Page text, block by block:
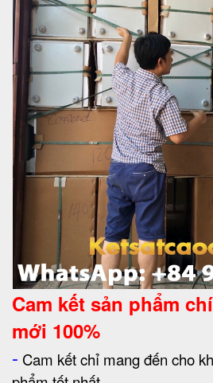
Cam kết sản phẩm
mới 100%
- Cam kết chỉ mang đến cho